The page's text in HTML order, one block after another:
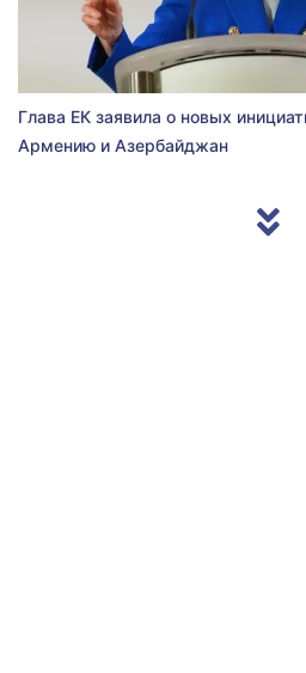
Глава ЕК заявила о новых
Армению и Азербайджан